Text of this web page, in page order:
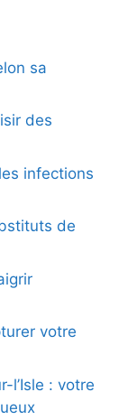
sa
des
infections
de
votre
l’Isle : votre